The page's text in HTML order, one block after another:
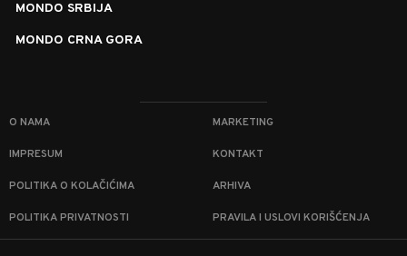
MONDO SRBIJA
MONDO CRNA GORA
O NAMA MARKETING
IMPRESUM KONTAKT
POLITIKA O KOLAČIĆIMA ARHIVA
POLITIKA PRIVATNOSTI PRAVILA I USLOVI KORIŠĆENJA